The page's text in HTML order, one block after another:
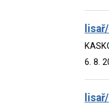
6. 8.